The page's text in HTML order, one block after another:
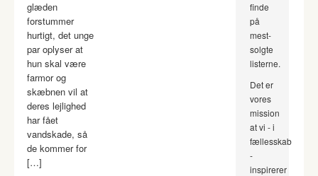
glæden
forstummer
hurtigt, det unge
par oplyser at
hun skal være
farmor og
skæbnen vil at
deres lejlighed
har fået
vandskade, så
de kommer for
[…]
finde
på
mest-
solgte
listerne.
Det er
vores
mission
at vi - i
fællesskab
-
inspirerer